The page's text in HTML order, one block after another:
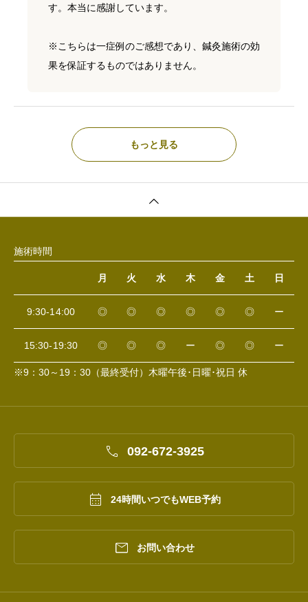
す。本当に感謝しています。
※こちらは一症例のご感想であり、鍼灸施術の効
果を保証するものではありません。
もっと見る
施術時間
月 火 水 木 金 土 日
9:30-14:00 ◎ ◎ ◎ ◎ ◎ ◎ ー
15:30-19:30 ◎ ◎ ◎ ー ◎ ◎ ー
※9：30～19：30（最終受付）木曜午後･日曜･祝日 休
 092-672-3925
 24時間いつでもWEB予約
 お問い合わせ